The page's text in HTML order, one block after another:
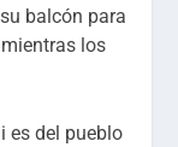
balcón para
los
es del pueblo